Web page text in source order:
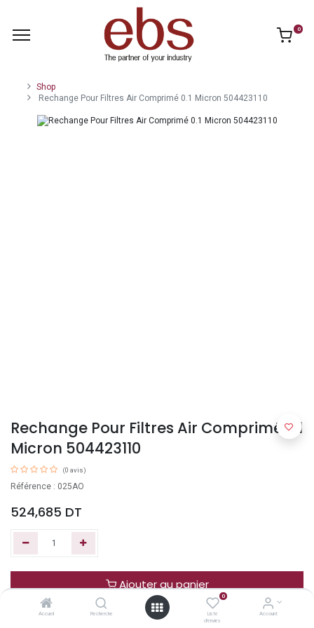
Accueil Recherche
0
Liste
d'envies
Account
0
Shop
Rechange Pour Filtres Air Comprimé 0.1 Micron 504423110
Rechange Pour Filtres Air Comprimé 0.1
Micron 504423110
(0 avis)
Référence : 025AO
524,685 DT
Ajouter au panier
Acheter maintenant